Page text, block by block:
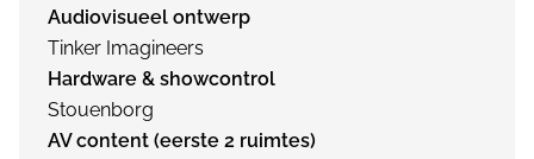
Audiovisueel ontwerp
Tinker Imagineers
Hardware & showcontrol
Stouenborg
AV content (eerste 2 ruimtes)